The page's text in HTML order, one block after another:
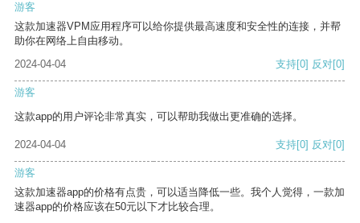
游客
这款加速器VPM应用程序可以给你提供最高速度和安全性的连接，并帮
助你在网络上自由移动。
2024-04-04
支持[0] 反对[0]
游客
这款app的用户评论非常真实，可以帮助我做出更准确的选择。
2024-04-04 支持[0] 反对[0]
游客
这款加速器app的价格有点贵，可以适当降低一些。我个人觉得，一款加
速器app的价格应该在50元以下才比较合理。